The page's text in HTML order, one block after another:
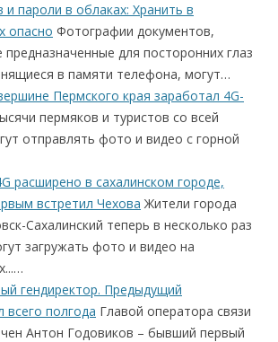
и пароли в облаках: Хранить в
опасно Фотографии документов,
предназначенные для посторонних глаз
в памяти телефона, могут…
Пермского края заработал 4G-
пермяков и туристов со всей
отправлять фото и видео с горной
расширено в сахалинском городе,
встретил Чехова Жители города
Сахалинский теперь в несколько раз
загружать фото и видео на
гендиректор. Предыдущий
всего полгода Главой оператора связи
Антон Годовиков – бывший первый